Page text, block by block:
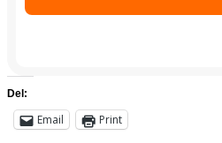
Del:
Email Print